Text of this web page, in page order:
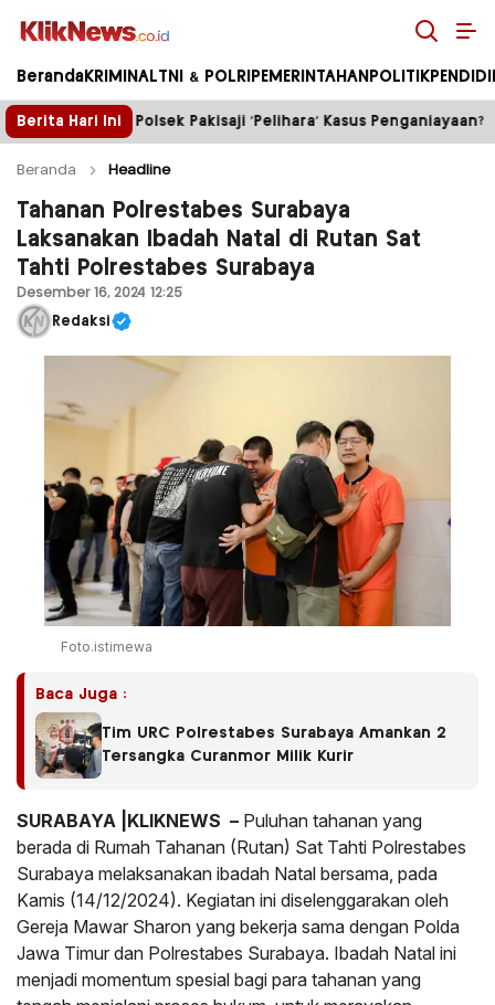
Kliknews.co.id
Beranda KRIMINAL TNI & POLRI PEMERINTAHAN POLITIK
Berita Hari Ini
‘Pelihara’ Kasus Penganiayaan? Truk Tambang
Beranda Headline
Tahanan Polrestabes Surabaya
Laksanakan Ibadah Natal di Rutan Sat
Tahti Polrestabes Surabaya
Desember 16, 2024 12:25
Redaksi
Foto.istimewa
Baca Juga :
Tim URC Polrestabes Surabaya Amankan 2
Tersangka Curanmor Milik Kurir
SURABAYA |KLIKNEWS – Puluhan tahanan yang
berada di Rumah Tahanan (Rutan) Sat Tahti Polrestabes
Surabaya melaksanakan ibadah Natal bersama, pada
Kamis (14/12/2024). Kegiatan ini diselenggarakan oleh
Gereja Mawar Sharon yang bekerja sama dengan Polda
Jawa Timur dan Polrestabes Surabaya. Ibadah Natal ini
menjadi momentum spesial bagi para tahanan yang